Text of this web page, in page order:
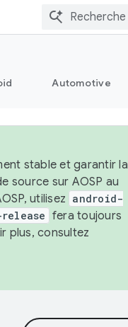
Automotive
stable et garantir la
source sur AOSP au
utilisez android-
fera toujours
plus, consultez